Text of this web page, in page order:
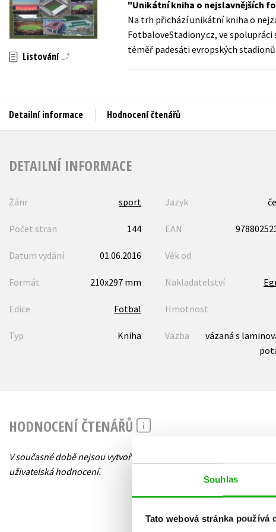
Souhlas
Tato webová stránka používá
Auto - moto
Beletrie pro děti
Jazyky
Kalendáře
Listování
Unikátní kniha o nejslavnějších
Na trh přichází unikátní kniha o
FotbaloveStadiony.cz, ve
téměř padesáti evropských stadionů.
Detailní informace Hodnocení čtenářů
DETAILNÍ INFORMACE
Žánr sport Jazyk
Počet stran 144 EAN
Datum vydání 01.06.2016 Věk od
Formát 210x297 mm Nakladatelství
Edice Fotbal Hmotnost
Typ Kniha Vazba
vázaná s
HODNOCENÍ ČTENÁŘŮ
V současné době nejsou vytvořena žádná
uživatelská hodnocení.